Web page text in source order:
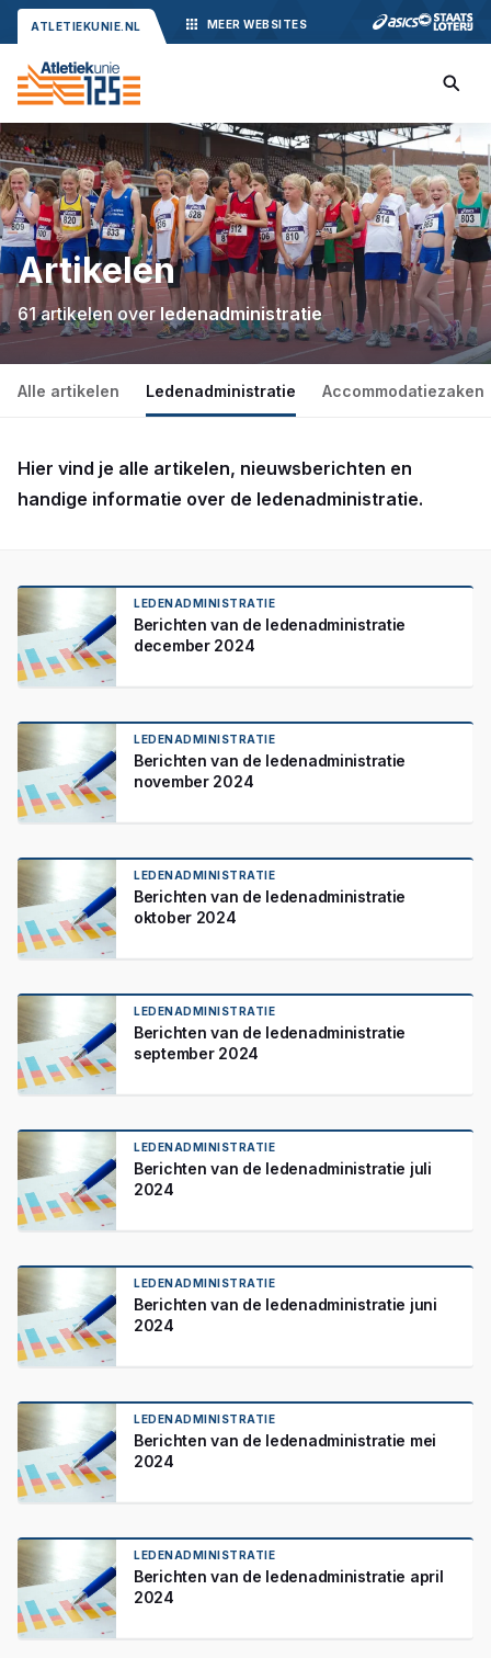
ATLETIEKUNIE.NL MEER WEBSITES
Artikelen
61 artikelen over ledenadministratie
Alle artikelen Ledenadministratie Accommodatiezaken
Hier vind je alle artikelen, nieuwsberichten en
handige informatie over de ledenadministratie.
LEDENADMINISTRATIE
Berichten van de ledenadministratie
december 2024
LEDENADMINISTRATIE
Berichten van de ledenadministratie
november 2024
LEDENADMINISTRATIE
Berichten van de ledenadministratie
oktober 2024
LEDENADMINISTRATIE
Berichten van de ledenadministratie
september 2024
LEDENADMINISTRATIE
Berichten van de ledenadministratie juli
2024
LEDENADMINISTRATIE
Berichten van de ledenadministratie juni
2024
LEDENADMINISTRATIE
Berichten van de ledenadministratie mei
2024
LEDENADMINISTRATIE
Berichten van de ledenadministratie april
2024